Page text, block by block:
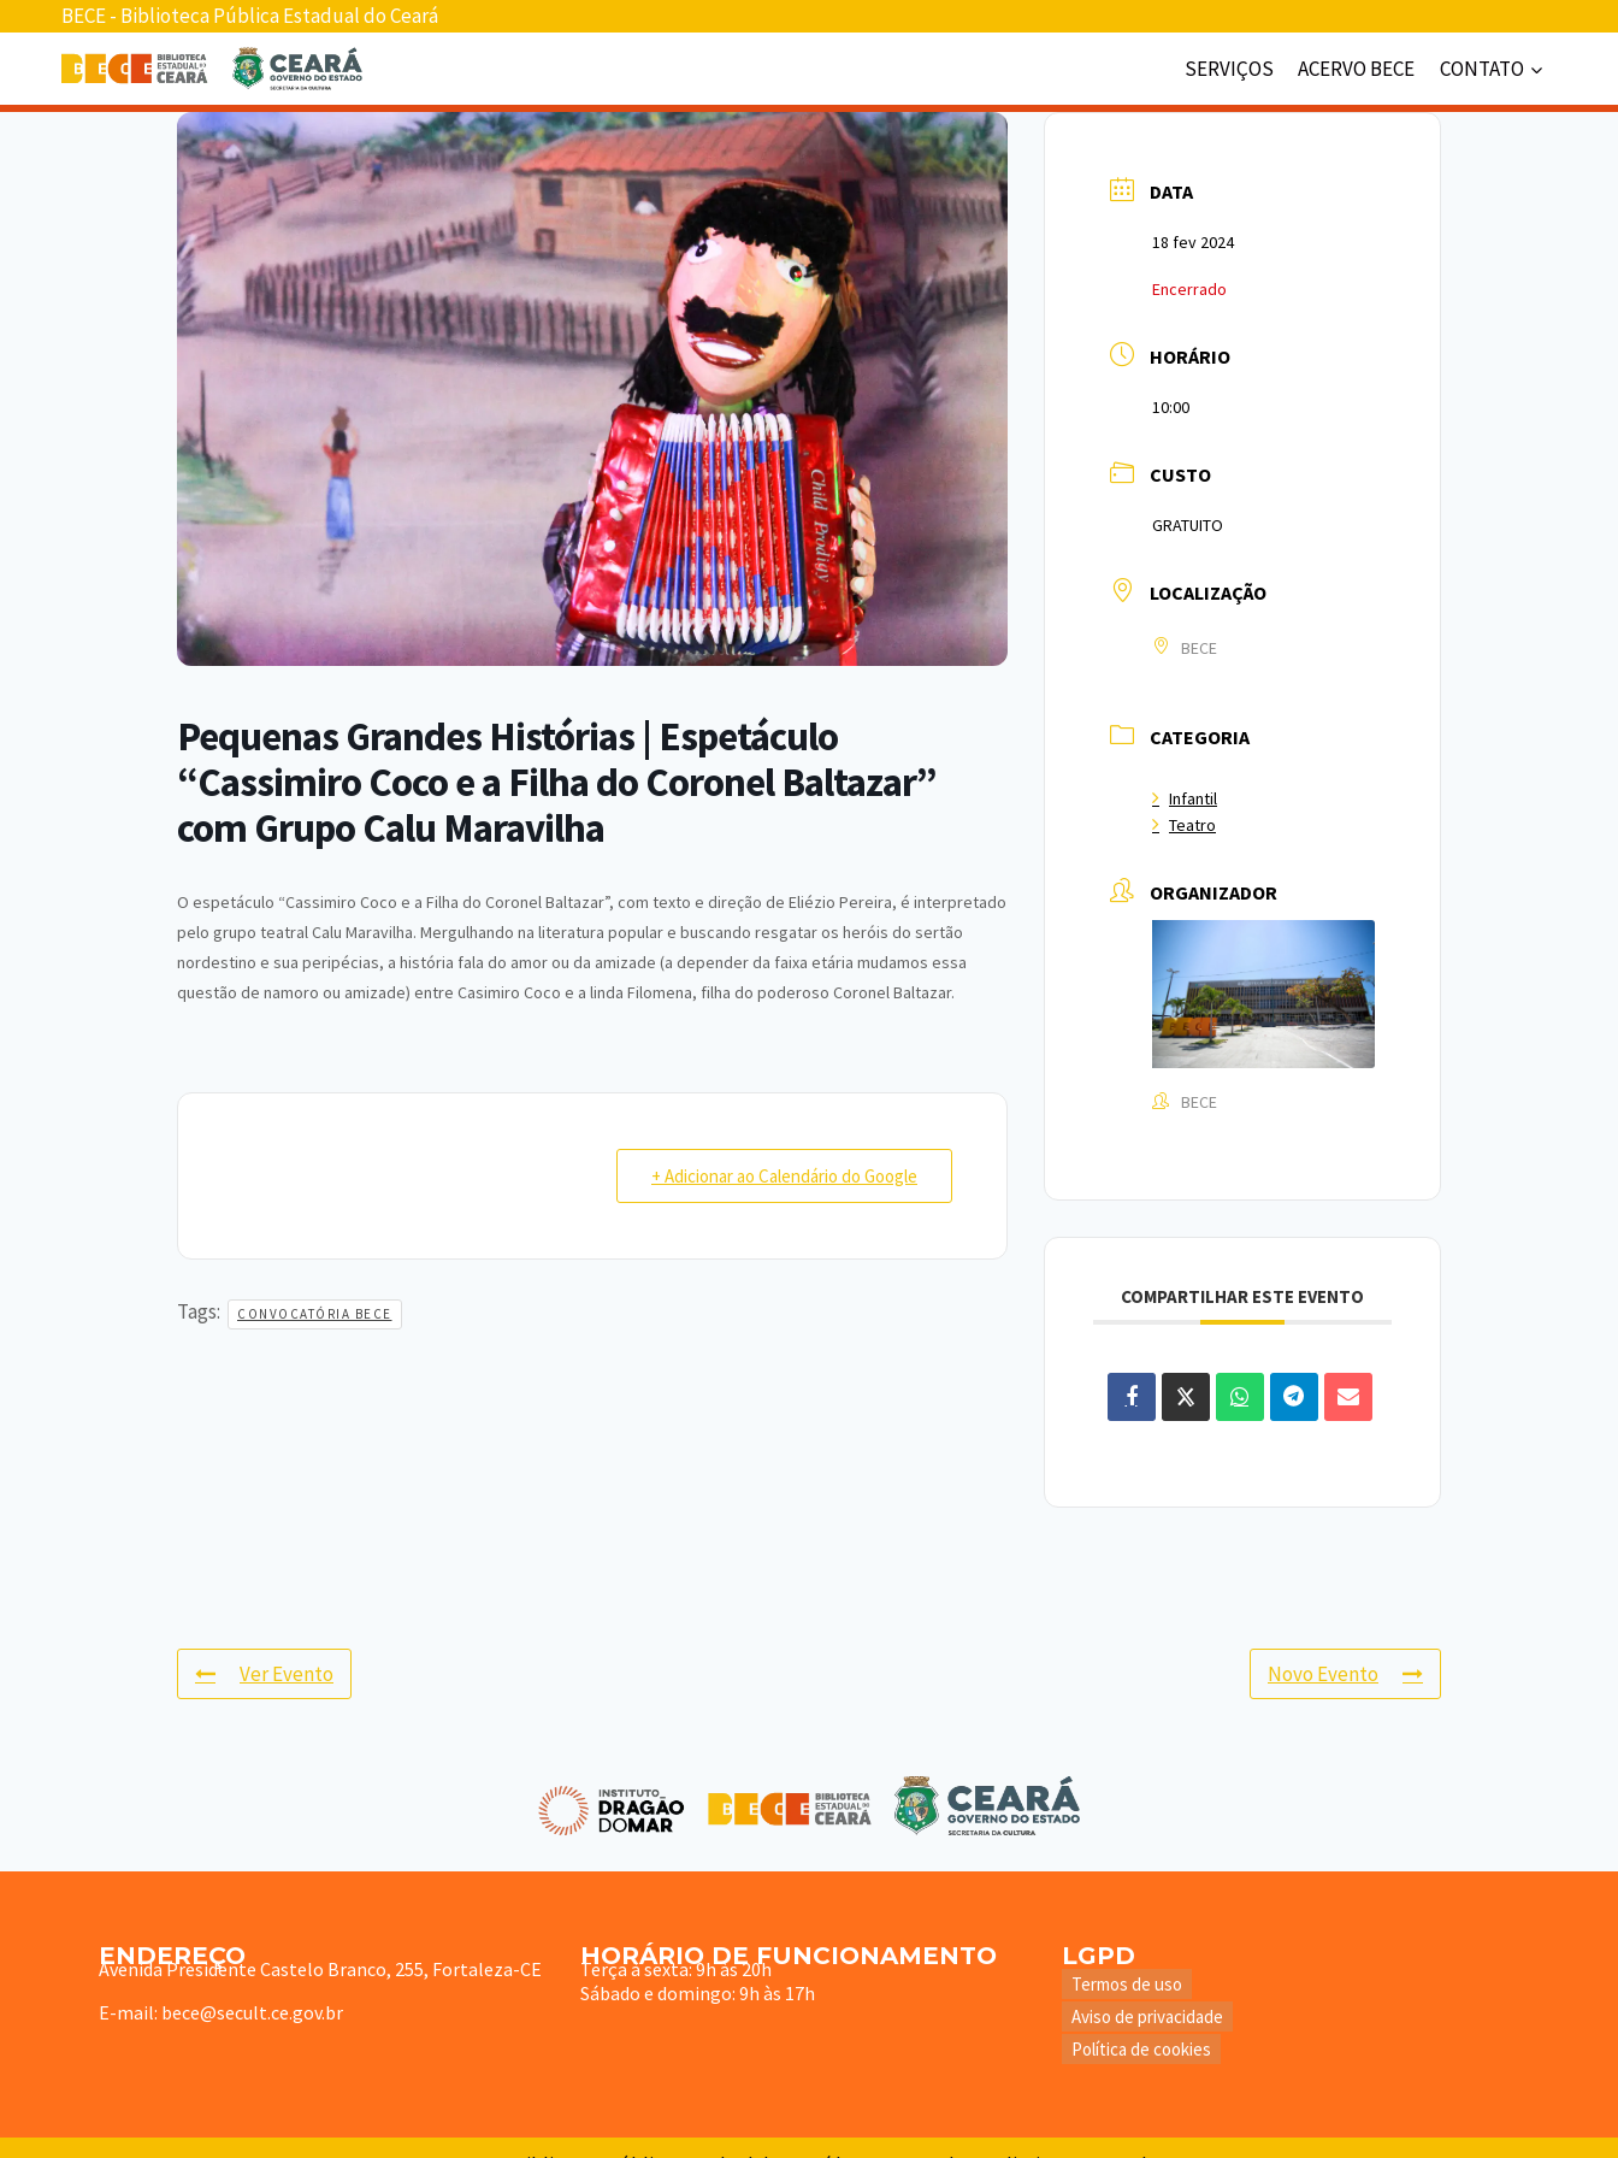
BECE - Biblioteca Pública Estadual do Ceará
SERVIÇOS
ACERVO BECE CONTATO
Pequenas Grandes Histórias | Espetáculo
“Cassimiro Coco e a Filha do Coronel Baltazar”
com Grupo Calu Maravilha
O espetáculo “Cassimiro Coco e a Filha do Coronel Baltazar”, com texto e direção de Eliézio Pereira, é interpretado
pelo grupo teatral Calu Maravilha. Mergulhando na literatura popular e buscando resgatar os heróis do sertão
nordestino e sua peripécias, a história fala do amor ou da amizade (a depender da faixa etária mudamos essa
questão de namoro ou amizade) entre Casimiro Coco e a linda Filomena, filha do poderoso Coronel Baltazar.
+ Adicionar ao Calendário do Google
Tags: CONVOCATÓRIA BECE
DATA
18 fev 2024
Encerrado
HORÁRIO
10:00
CUSTO
GRATUITO
LOCALIZAÇÃO
BECE
CATEGORIA
Infantil
Teatro
ORGANIZADOR
BECE
COMPARTILHAR ESTE EVENTO
Ver Evento Novo Evento
ENDEREÇO
Avenida Presidente Castelo Branco, 255, Fortaleza-CE
E-mail: bece@secult.ce.gov.br
HORÁRIO DE FUNCIONAMENTO
Terça à sexta: 9h às 20h
Sábado e domingo: 9h às 17h
LGPD
Termos de uso
Aviso de privacidade
Política de cookies